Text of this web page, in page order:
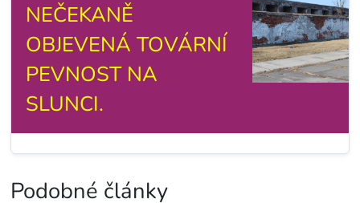
NEČEKANĚ
OBJEVENÁ TOVÁRNÍ
PEVNOST NA
SLUNCI.
Podobné články